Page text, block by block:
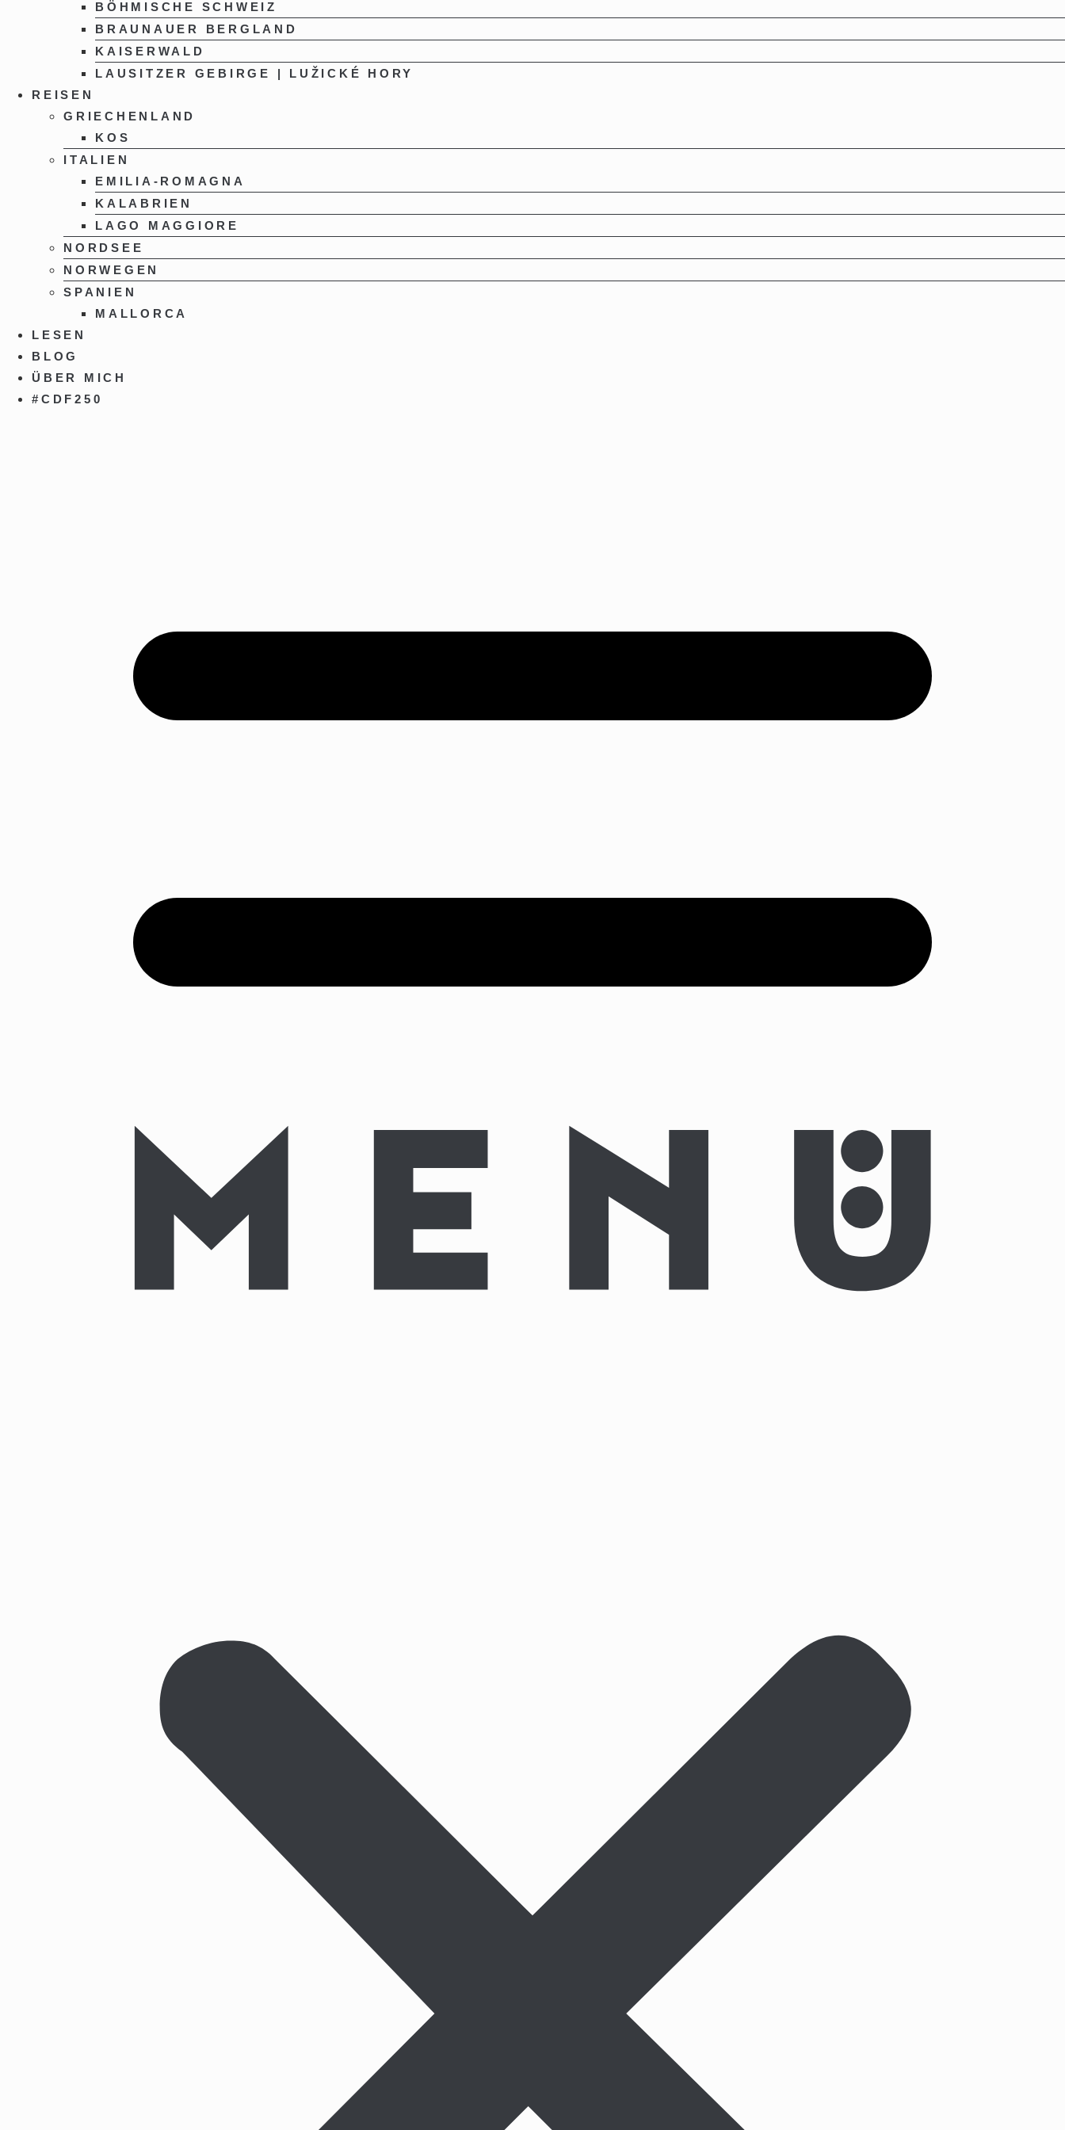
BÖHMISCHE SCHWEIZ
BRAUNAUER BERGLAND
KAISERWALD
LAUSITZER GEBIRGE | LUŽICKÉ HORY
REISEN
GRIECHENLAND
KOS
ITALIEN
EMILIA-ROMAGNA
KALABRIEN
LAGO MAGGIORE
NORDSEE
NORWEGEN
SPANIEN
MALLORCA
LESEN
BLOG
ÜBER MICH
#CDF250